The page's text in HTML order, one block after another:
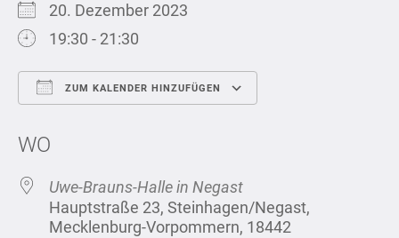
20. Dezember 2023
19:30 - 21:30
ZUM KALENDER HINZUFÜGEN
WO
Uwe-Brauns-Halle in Negast
Hauptstraße 23, Steinhagen/Negast,
Mecklenburg-Vorpommern, 18442